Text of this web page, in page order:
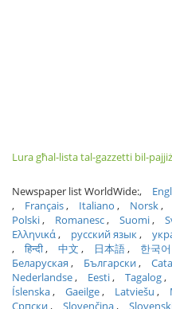
Lura għal-lista tal-gazzetti bil-pajjiż
Newspaper list WorldWide:
Français
Italiano Norsk
Polski
Romanesc Suomi
Ελληνικά
русский язык
हिन्दी
中文 日本語 한국어
Беларуская
Български
Nederlandse
Eesti Tagalog
Íslenska
Gaeilge Latviešu
Српски
Slovenčina